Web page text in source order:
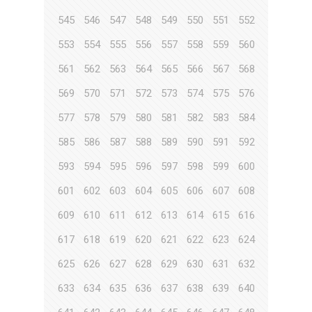
545
546 547 548 549 550 551
552
553
554 555 556 557 558 559
560
561
562 563 564 565 566 567
568
569
570 571 572 573 574 575
576
577
578 579 580 581 582 583
584
585
586 587 588 589 590 591
592
593
594 595 596 597 598 599
600
601
602 603 604 605 606 607
608
609
610 611 612 613 614 615
616
617
618 619 620 621 622 623
624
625
626 627 628 629 630 631
632
633
634 635 636 637 638 639
640